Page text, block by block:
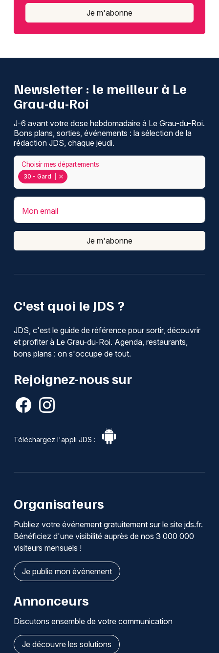
Je m'abonne
C'est quoi le JDS ?
JDS, c'est le guide de référence pour sortir, découvrir
et profiter à Le Grau-du-Roi. Agenda, restaurants,
bons plans : on s'occupe de tout.
Rejoignez-nous sur
Téléchargez l'appli JDS :
Newsletter : le meilleur à Le
Grau-du-Roi
J-6 avant votre dose hebdomadaire à Le Grau-du-Roi.
Bons plans, sorties, événements : la sélection de la
rédaction JDS, chaque jeudi.
30 - Gard
Choisir mes départements
Mon email
Je m'abonne
Organisateurs
Publiez votre événement gratuitement sur le site jds.fr.
Bénéficiez d'une visibilité auprès de nos 3 000 000
visiteurs mensuels !
Je publie mon événement
Annonceurs
Discutons ensemble de votre communication
Je découvre les solutions